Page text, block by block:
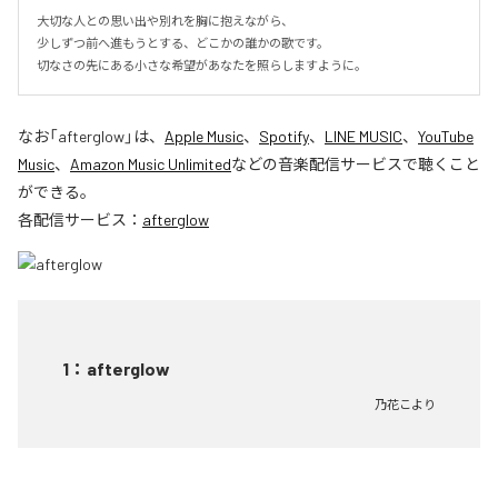
大切な人との思い出や別れを胸に抱えながら、
少しずつ前へ進もうとする、どこかの誰かの歌です。
切なさの先にある小さな希望があなたを照らしますように。
なお「afterglow」は、 Apple Music、 Spotify、 LINE MUSIC、 YouTube
Music、 Amazon Music Unlimitedなどの音楽配信サービスで聴くこと
ができる。
各配信サービス： afterglow
1 ： afterglow
乃花こより